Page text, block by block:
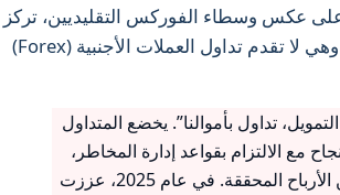
عكس وسطاء الفوركس التقليديين، تركز
، وهي لا تقدم تداول العملات الأجنبية (Forex)
تداول بأموالنا”. يخضع المتداول
مع الالتزام بقواعد إدارة المخاطر،
يتم منحه حساباً ممولاً يتيح له الاحتفاظ بنسبة تصل إلى 90% من الأرباح المحققة. في عام 2025، عززت